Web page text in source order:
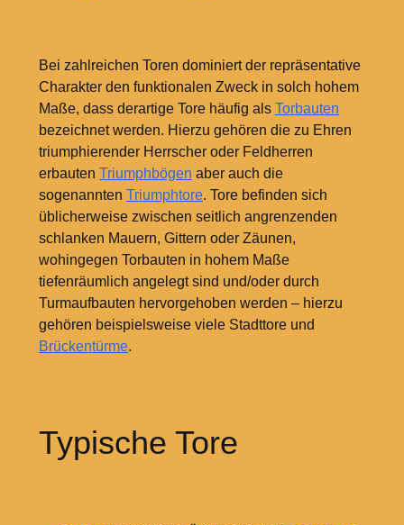
Bei zahlreichen Toren dominiert der repräsentative
Charakter den funktionalen Zweck in solch hohem
Maße, dass derartige Tore häufig als Torbauten
bezeichnet werden. Hierzu gehören die zu Ehren
triumphierender Herrscher oder Feldherren
erbauten Triumphbögen aber auch die
sogenannten Triumphtore. Tore befinden sich
üblicherweise zwischen seitlich angrenzenden
schlanken Mauern, Gittern oder Zäunen,
wohingegen Torbauten in hohem Maße
tiefenräumlich angelegt sind und/oder durch
Turmaufbauten hervorgehoben werden – hierzu
gehören beispielsweise viele Stadttore und
Brückentürme.
Typische Tore